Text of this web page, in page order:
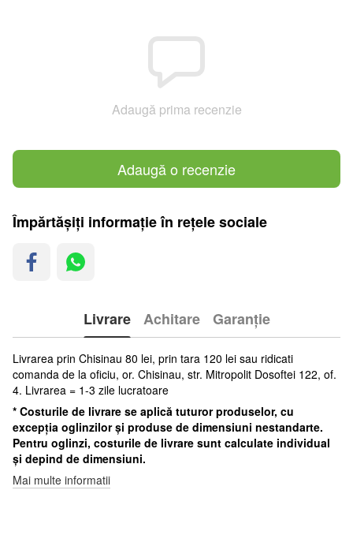
Adaugă prima recenzie
Adaugă o recenzie
Împărtășiți informație în rețele sociale
Livrare Achitare Garanție
Livrarea prin Chisinau 80 lei, prin tara 120 lei sau ridicati
comanda de la oficiu, or. Chisinau, str. Mitropolit Dosoftei 122, of.
4. Livrarea = 1-3 zile lucratoare
* Costurile de livrare se aplică tuturor produselor, cu
excepția oglinzilor și produse de dimensiuni nestandarte.
Pentru oglinzi, costurile de livrare sunt calculate individual
și depind de dimensiuni.
Mai multe informatii